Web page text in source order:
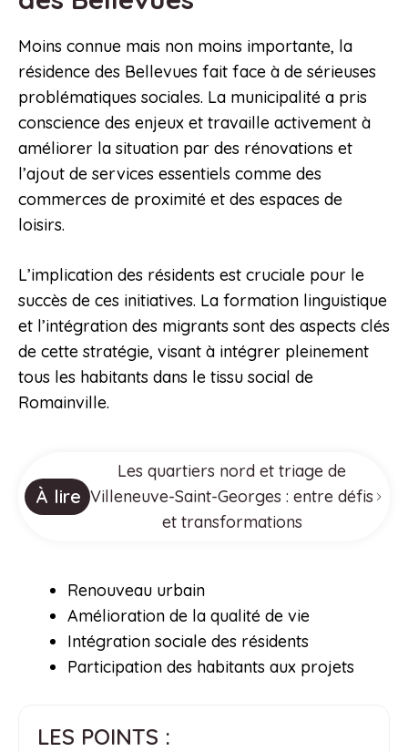
Moins connue mais non moins importante, la
résidence des Bellevues fait face à de sérieuses
problématiques sociales. La municipalité a pris
conscience des enjeux et travaille activement à
améliorer la situation par des rénovations et
l’ajout de services essentiels comme des
commerces de proximité et des espaces de
loisirs.
L’implication des résidents est cruciale pour le
succès de ces initiatives. La formation linguistique
et l’intégration des migrants sont des aspects clés
de cette stratégie, visant à intégrer pleinement
tous les habitants dans le tissu social de
Romainville.
À lire
Les quartiers nord et triage de
Villeneuve-Saint-Georges : entre défis
et transformations
Renouveau urbain
Amélioration de la qualité de vie
Intégration sociale des résidents
Participation des habitants aux projets
LES POINTS :